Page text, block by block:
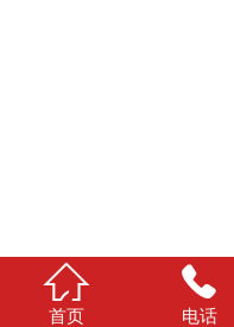

首页

电话